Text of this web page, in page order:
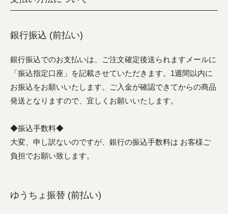
銀行振込 (前払い)
銀行振込でのお支払いは、ご注文確定後送られますメールに
「振込指定口座」を記載させていただきます。1週間以内に
お振込をお願いいたします。ご入金が確認できてからの商品
発送となりますので、宜しくお願いいたします。
◆振込手数料◆
大変、申し訳ないのですが、銀行の振込手数料は お客様ご
負担でお願い致します。
ゆうちょ振替 (前払い)